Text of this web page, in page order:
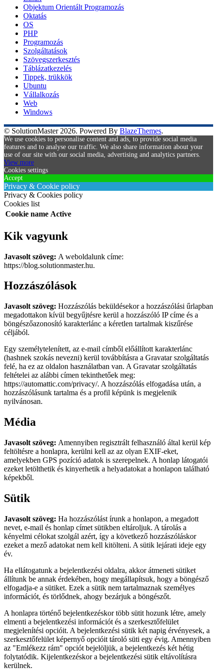
Objektum Orientált Programozás
Oktatás
OS
PHP
Programozás
Szolgáltatások
Szövegszerkesztés
Táblázatkezelés
Tippek, trükkök
Ubuntu
Vállalkozás
Web
Windows
© SolutionMaster 2026. Powered By BlazeThemes.
We use cookies to personalise content and ads, to provide social media
features and to analyse our traffic. We also share information about your
use of our site with our social media, advertising and analytics partners.
View more
Cookies settings
Accept
Privacy & Cookie policy
Privacy & Cookies policy
Cookies list
Cookie name Active
Kik vagyunk
Javasolt szöveg: A weboldalunk címe:
https://blog.solutionmaster.hu.
Hozzászólások
Javasolt szöveg: Hozzászólás beküldésekor a hozzászólási űrlapban
megadottakon kívül begyűjtésre kerül a hozzászóló IP címe és a
böngészőazonosító karakterlánc a kéretlen tartalmak kiszűrése
céljából.
Egy személytelenített, az e-mail címből előállított karakterlánc
(hashnek szokás nevezni) kerül továbbításra a Gravatar szolgáltatás
felé, ha ez az oldalon használatban van. A Gravatar szolgáltatás
feltételei az alábbi címen tekinthetőek meg:
https://automattic.com/privacy/. A hozzászólás elfogadása után, a
hozzászólásunk tartalma és a profil képünk is megjelenik
nyilvánosan.
Média
Javasolt szöveg: Amennyiben regisztrált felhasználó által kerül kép
feltöltésre a honlapra, kerülni kell az az olyan EXIF-eket,
amelyekben GPS pozíció adatok is szerepelnek. A honlap látogatói
ezeket letölthetik és kinyerhetik a helyadatokat a honlapon található
képekből.
Sütik
Javasolt szöveg: Ha hozzászólást írunk a honlapon, a megadott
nevet, e-mail és honlap címet sütikben eltároljuk. A tárolás a
kényelmi célokat szolgál azért, így a következő hozzászóláskor
ezeket a mező adatokat nem kell kitölteni. A sütik lejárati ideje egy
év.
Ha ellátogatunk a bejelentkezési oldalra, akkor átmeneti sütiket
állítunk be annak érdekében, hogy megállapítsuk, hogy a böngésző
elfogadja-e a sütiket. Ezek a sütik nem tartalmaznak személyes
információt, és törlődnek, ahogy bezárjuk a böngészőt.
A honlapra történő bejelentkezéskor több sütit hozunk létre, amely
elmenti a bejelentkezési információt és a szerkesztőfelület
megjelenítési opcióit. A bejelentkezési sütik két napig érvényesek, a
szerkesztőfelület képernyő opcióit tároló süti egy évig. Amennyiben
az "Emlékezz rám" opciót bejelöljük, a bejelentkezés két hétig
folytatódik. Kijelentkezéskor a bejelentkezési sütik eltávolításra
kerülnek.